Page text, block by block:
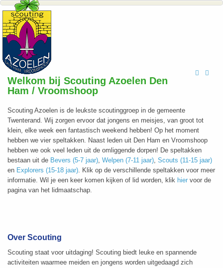
Hits: 509236
Welkom bij Scouting Azoelen Den
Ham / Vroomshoop
Scouting Azoelen is de leukste scoutinggroep in de gemeente
Twenterand. Wij zorgen ervoor dat jongens en meisjes, van groot tot
klein, elke week een fantastisch weekend hebben! Op het moment
hebben we vier speltakken. Naast leden uit Den Ham en Vroomshoop
hebben we ook veel leden uit de omliggende dorpen! De speltakken
bestaan uit de Bevers (5-7 jaar), Welpen (7-11 jaar), Scouts (11-15 jaar)
en Explorers (15-18 jaar). Klik op de verschillende speltakken voor meer
informatie. Wil je een keer komen kijken of lid worden, klik hier voor de
pagina van het lidmaatschap.
Over Scouting
Scouting staat voor uitdaging! Scouting biedt leuke en spannende
activiteiten waarmee meiden en jongens worden uitgedaagd zich